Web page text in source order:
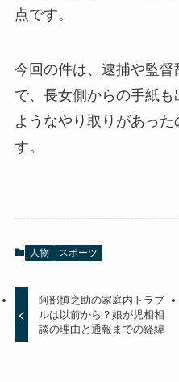
点です。
今回の件は、逮捕や監
で、長女側からの手紙
ようなやり取りがあっ
す。
人物 スポーツ
阿部慎之助の家庭内トラブ
ルは以前から？娘が児相相
談の理由と通報までの経緯